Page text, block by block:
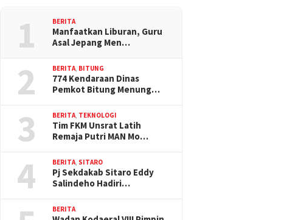
1 BERITA
Manfaatkan Liburan, Guru
Asal Jepang Men…
2 BERITA, BITUNG
774 Kendaraan Dinas
Pemkot Bitung Menung…
3 BERITA, TEKNOLOGI
Tim FKM Unsrat Latih
Remaja Putri MAN Mo…
4 BERITA, SITARO
Pj Sekdakab Sitaro Eddy
Salindeho Hadiri…
BERITA